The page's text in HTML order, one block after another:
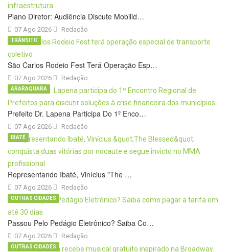
Plano Diretor: Audiência Discute Mobilid…
07 Ago 2026 Redação
São Carlos Rodeio Fest Terá Operação Esp…
07 Ago 2026
TRÂNSITO
Redação
Prefeito Dr. Lapena Participa Do 1º Enco…
07 Ago 2026
ARARAQUARA
Redação
Representando Ibaté, Vinícius "The …
07 Ago 2026
IBATÉ
Redação
Passou Pelo Pedágio Eletrônico? Saiba Co…
07 Ago 2026
OUTRAS CIDADES
Redação
OUTRAS CIDADES